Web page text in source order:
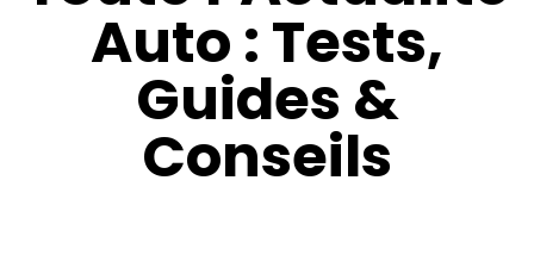
Auto : Tests,
Guides &
Conseils